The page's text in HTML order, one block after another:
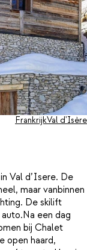
FrankrijkVal d'Isère
Val d’Isere. De
maar vanbinnen
De skilift
een dag
bij Chalet
open haard,